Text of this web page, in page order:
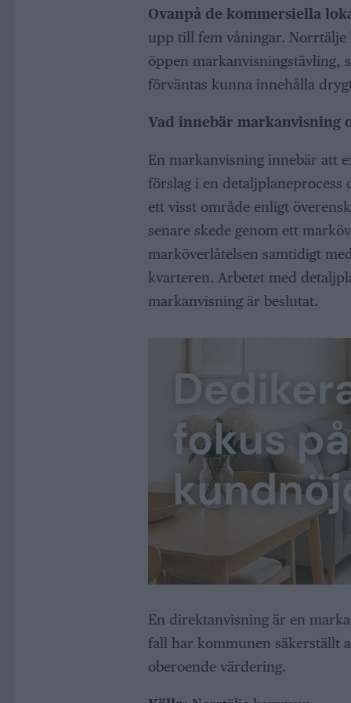
Ovanpå de kommersiella
upp till fem våningar.
öppen markanvisningstävling,
förväntas kunna innehålla
Vad innebär markanvisning
En markanvisning innebär att
förslag i en
ett visst område enligt
senare skede genom ett
marköverlåtelsen samtidigt
kvarteren. Arbetet med
markanvisning är beslutat.
En direktanvisning är en
fall har kommunen säkerställt
oberoende värdering.